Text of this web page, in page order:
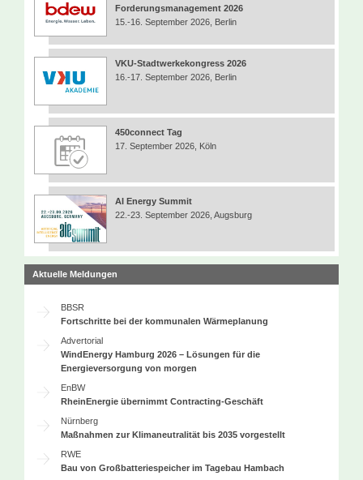
Forderungsmanagement 2026
15.-16. September 2026, Berlin
VKU-Stadtwerkekongress 2026
16.-17. September 2026, Berlin
450connect Tag
17. September 2026, Köln
AI Energy Summit
22.-23. September 2026, Augsburg
Aktuelle Meldungen
BBSR
Fortschritte bei der kommunalen Wärmeplanung
Advertorial
WindEnergy Hamburg 2026 – Lösungen für die
Energieversorgung von morgen
EnBW
RheinEnergie übernimmt Contracting-Geschäft
Nürnberg
Maßnahmen zur Klimaneutralität bis 2035 vorgestellt
RWE
Bau von Großbatteriespeicher im Tagebau Hambach